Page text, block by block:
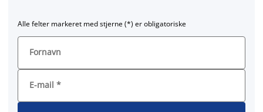
Alle felter markeret med stjerne (*) er obligatoriske
Fornavn
E-mail *